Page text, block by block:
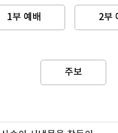
1부 예배 2부
주보